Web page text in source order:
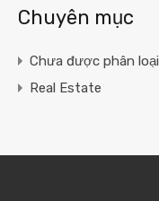
Chuyên mục
Chưa được phân loại
Real Estate